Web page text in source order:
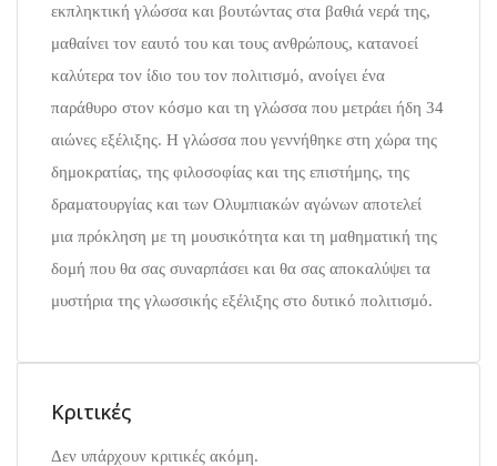
εκπληκτική γλώσσα και βουτώντας στα βαθιά νερά της,
μαθαίνει τον εαυτό του και τους ανθρώπους, κατανοεί
καλύτερα τον ίδιο του τον πολιτισμό, ανοίγει ένα
παράθυρο στον κόσμο και τη γλώσσα που μετράει ήδη 34
αιώνες εξέλιξης. Η γλώσσα που γεννήθηκε στη χώρα της
δημοκρατίας, της φιλοσοφίας και της επιστήμης, της
δραματουργίας και των Ολυμπιακών αγώνων αποτελεί
μια πρόκληση με τη μουσικότητα και τη μαθηματική της
δομή που θα σας συναρπάσει και θα σας αποκαλύψει τα
μυστήρια της γλωσσικής εξέλιξης στο δυτικό πολιτισμό.
Κριτικές
Δεν υπάρχουν κριτικές ακόμη.